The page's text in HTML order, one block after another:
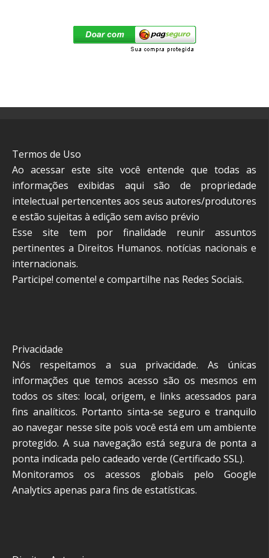
Termos de Uso
Ao acessar este site você entende que todas as
informações exibidas aqui são de propriedade
intelectual pertencentes aos seus autores/produtores
e estão sujeitas à edição sem aviso prévio
Esse site tem por finalidade reunir assuntos
pertinentes a Direitos Humanos. notícias nacionais e
internacionais.
Participe! comente! e compartilhe nas Redes Sociais.
Privacidade
Nós respeitamos a sua privacidade. As únicas
informações que temos acesso são os mesmos em
todos os sites: local, origem, e links acessados para
fins analíticos. Portanto sinta-se seguro e tranquilo
ao navegar nesse site pois você está em um ambiente
protegido. A sua navegação está segura de ponta a
ponta indicada pelo cadeado verde (Certificado SSL).
Monitoramos os acessos globais pelo Google
Analytics apenas para fins de estatísticas.